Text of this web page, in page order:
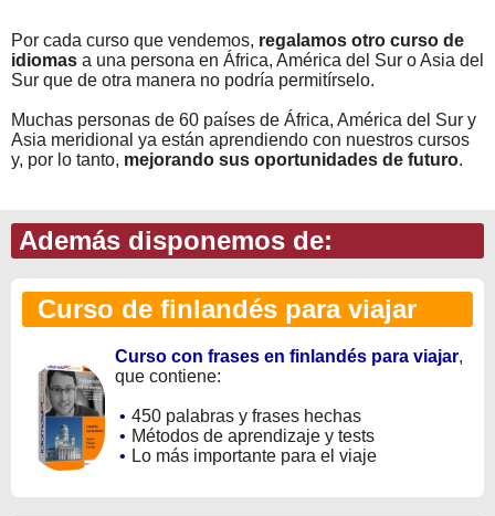
Por cada curso que vendemos, regalamos otro curso de
idiomas a una persona en África, América del Sur o Asia del
Sur que de otra manera no podría permitírselo.
Muchas personas de 60 países de África, América del Sur y
Asia meridional ya están aprendiendo con nuestros cursos
y, por lo tanto, mejorando sus oportunidades de futuro.
Además disponemos de:
Curso de finlandés para viajar
Curso con frases en finlandés para viajar,
que contiene:
• 450 palabras y frases hechas
• Métodos de aprendizaje y tests
• Lo más importante para el viaje